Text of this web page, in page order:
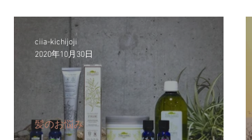
髪のお悩み
ciia-kichijoji
2020年10月30日